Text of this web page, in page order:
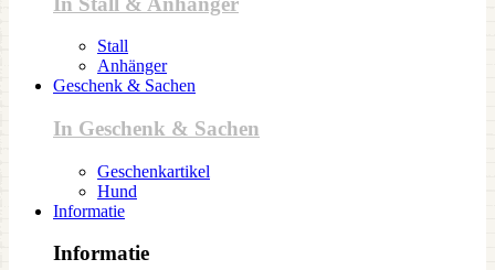
Stall
Anhänger
Geschenk & Sachen
In Geschenk & Sachen
Geschenkartikel
Hund
Informatie
Informatie